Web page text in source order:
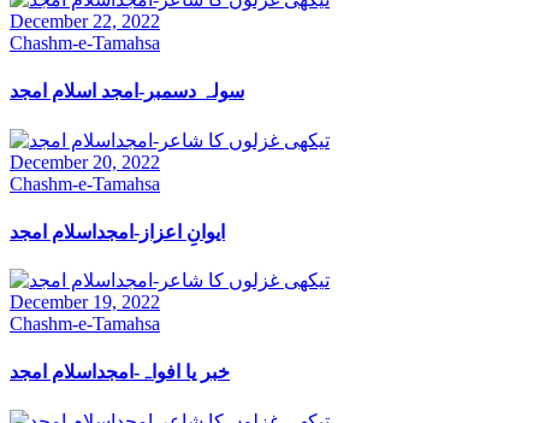
December 22, 2022
Chashm-e-Tamahsa
سولہ دسمبر-امجد اسلام امجد
December 20, 2022
Chashm-e-Tamahsa
ایوانِ اعزاز-امجداسلام امجد
December 19, 2022
Chashm-e-Tamahsa
خبر یا افواہ-امجداسلام امجد